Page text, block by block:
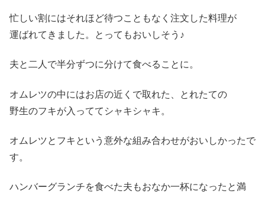
忙しい割にはそれほど待つこともなく注文した料理が
運ばれてきました。とってもおいしそう♪
夫と二人で半分ずつに分けて食べることに。
オムレツの中にはお店の近くで取れた、とれたての
野生のフキが入っててシャキシャキ。
オムレツとフキという意外な組み合わせがおいしかったで
す。
ハンバーグランチを食べた夫もおなか一杯になったと満